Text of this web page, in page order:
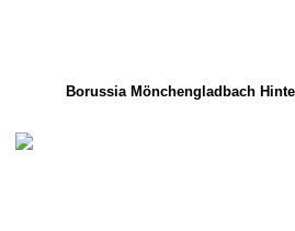
Borussia Mönchengladbach